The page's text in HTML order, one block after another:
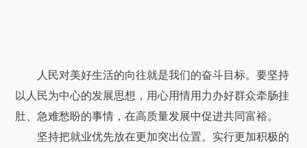
人民对美好生活的向往就是我们的奋斗目标。要坚持
以人民为中心的发展思想，用心用情用力办好群众牵肠挂
肚、急难愁盼的事情，在高质量发展中促进共同富裕。
坚持把就业优先放在更加突出位置。实行更加积极的